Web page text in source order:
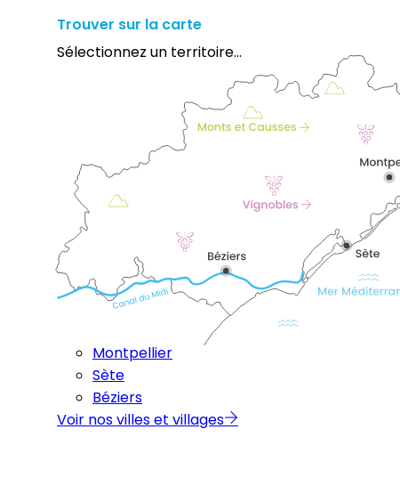
Trouver sur la carte
Sélectionnez un territoire...
Montpellier
Sète
Béziers
Voir nos villes et villages